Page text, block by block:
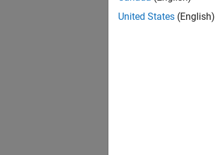
United States (English)